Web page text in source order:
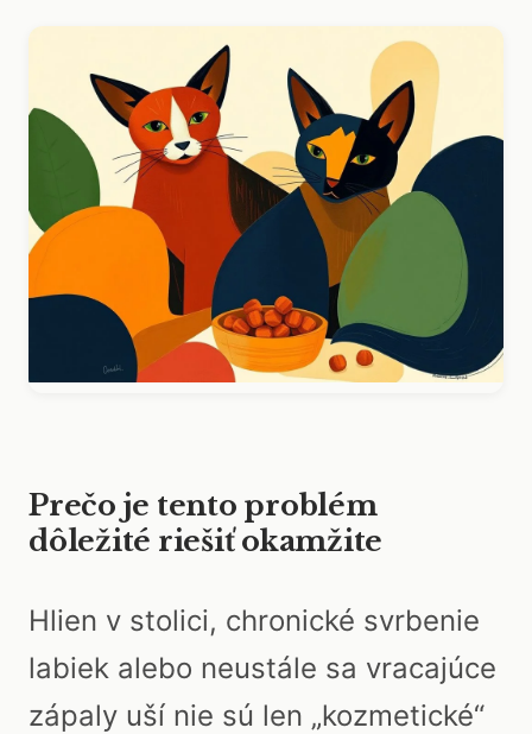
Prečo je tento problém
dôležité riešiť okamžite
Hlien v stolici, chronické svrbenie
labiek alebo neustále sa vracajúce
zápaly uší nie sú len „kozmetické“